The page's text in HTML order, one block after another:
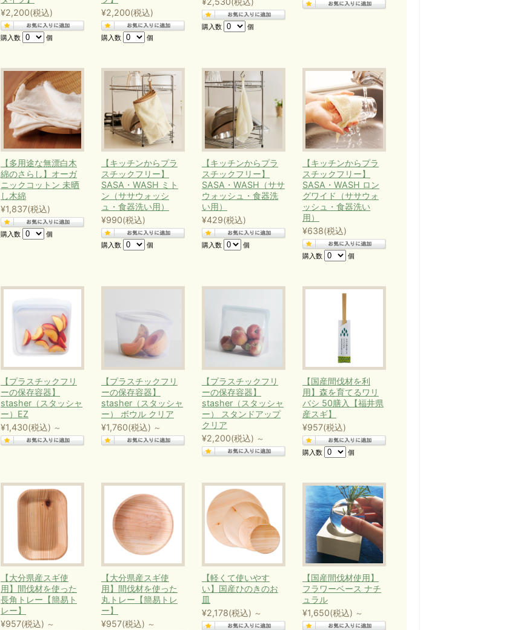
持続可能な開発のために、海洋・海洋資源を保全し、持続可能な形で利用する
→「水を海を汚さない」カテゴリーの、脱プラスチック製品や、生分解性に優れた洗剤
をお使いいただくことで、水や川、海の汚染を防ぎます。それは、海の豊かさを守るこ
とにもつながります。
【目標10】人や国の不平等をなくそう
国内及び各国家間の不平等を是正する
→「人・社会への貢献」カテゴリーの、フェアトレード製品をお使いいただくことで、
公正な取引が生まれ、不平等の是正につながります。
【目標12】つくる責任 つかう責任
持続可能な消費生産形態を確保する
→もともとあるものに手を加え、新たな価値を見出すサスティナブルな考え方の一つ
は、無駄な大量廃棄を減らしたり、資源を有効活用することで、持続可能な消費・生産
の達成に貢献できます。
【目標13 】気候変動に具体的な対策を
気候変動及びその影響を軽減するための緊急対策を講じる
【目標15 】陸の豊かさも守ろう
陸域生態系の保護、回復、持続可能な利用の推進、持続可能な森林の経営、砂漠化への
対処ならびに土地の劣化の阻止・回復及び生物多様性の損失を阻止する
→「森を豊かに」カテゴリーの木製品をお使いいただくことで、二酸化炭素（CO2）を
また、日本の木を積極的に利用することより、森林の本来の持つサイクル「植える→育
てる→収穫する（上手に使う）→植える→育てる・・・」が正常になり、地球温暖化防
止機能、国土保全機能、水源かん養機能等が発揮され、私たちの生活を守ることに繋が
ります。
エコデパを運営する生活アートクラブでは、これらの製品の普及や企業活動を通して、
「SDGs」の達成に貢献してまいります。
¥2,200(税込)
購入数 個
¥2,200(税込)
購入数 個
購入数 個
【多用途な無漂白木
綿のさらし】オーガ
ニックコットン 未晒
し木綿
¥1,837(税込)
購入数 個
【キッチンからプラ
スチックフリー】
SASA・WASH ミト
ン（ササウォッシ
ュ・食器洗い用）
¥990(税込)
購入数 個
【キッチンからプラ
スチックフリー】
SASA・WASH（ササ
ウォッシュ・食器洗
い用）
¥429(税込)
購入数 個
【キッチンからプラ
スチックフリー】
SASA・WASH ロン
グワイド（ササウォ
ッシュ・食器洗い
用）
¥638(税込)
購入数 個
【プラスチックフリ
ーの保存容器】
stasher（スタッシャ
ー）EZ
¥1,430(税込) ～
【プラスチックフリ
ーの保存容器】
stasher（スタッシャ
ー） ボウル クリア
¥1,760(税込) ～
【プラスチックフリ
ーの保存容器】
stasher（スタッシャ
ー） スタンドアップ
クリア
¥2,200(税込) ～
【国産間伐材を利
用】森を育てるワリ
バシ 50膳入【福井県
産スギ】
¥957(税込)
購入数 個
【大分県産スギ使
用】間伐材を使った
長角トレー【簡易ト
レー】
¥957(税込) ～
【大分県産スギ使
用】間伐材を使った
丸トレー【簡易トレ
ー】
¥957(税込) ～
【軽くて使いやす
い】国産ひのきのお
皿
¥2,178(税込) ～
【国産間伐材使用】
フラワーベース ナチ
ュラル
¥1,650(税込) ～